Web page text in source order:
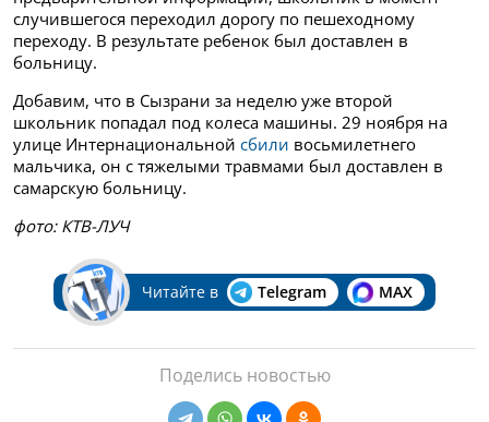
случившегося переходил дорогу по пешеходному
переходу. В результате ребенок был доставлен в
больницу.
Добавим, что в Сызрани за неделю уже второй
школьник попадал под колеса машины. 29 ноября на
улице Интернациональной сбили восьмилетнего
мальчика, он с тяжелыми травмами был доставлен в
самарскую больницу.
фото: КТВ-ЛУЧ
Читайте в Telegram MAX
Поделись новостью